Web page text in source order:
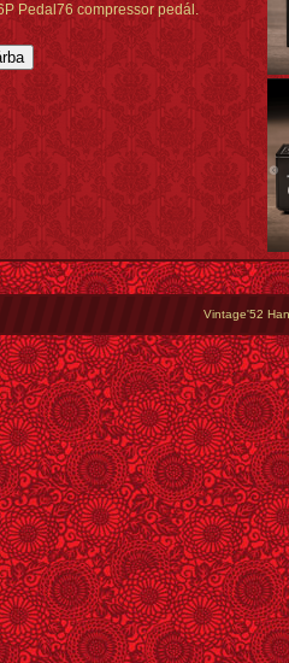
Pedal76 compressor pedál.
Vintage'52